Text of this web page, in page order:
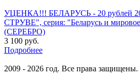
УЦЕНКА!!! БЕЛАРУСЬ - 20 рублей
СТРУВЕ", серия: "Беларусь и
(СЕРЕБРО)
3 100 руб.
Подробнее
2009 - 2026 год. Все права защищены.